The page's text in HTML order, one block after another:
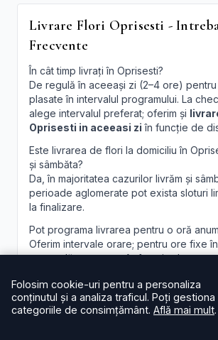
Livrare Flori Oprisesti -
Frecvente
În cât timp livrați în Oprisesti?
De regulă în aceeași zi (2–4 ore)
plasate în intervalul programului. La
alege intervalul preferat; oferim și
Oprisesti in aceeasi zi în funcție de
Este livrarea de flori la domiciliu în
și sâmbăta?
Da, în majoritatea cazurilor livrăm și
perioade aglomerate pot exista sloturi
la finalizare.
Pot programa livrarea pentru o oră
Oferim intervale orare; pentru ore fixe
acomodăm cererea, în funcție de
Pot adăuga un mesaj personalizat la
Desigur. Felicitarea este inclusă; scrie
câmpul dedicat, iar noi îl vom imprima
Folosim cookie-uri pentru a personaliza
conținutul și a analiza traficul. Poți gestiona
categoriile de consimțământ. Află mai mult.